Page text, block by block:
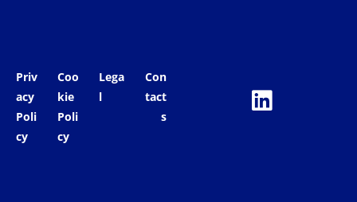
Priv
acy
Poli
cy
Coo
kie
Poli
cy
Lega
l
Con
tact
s